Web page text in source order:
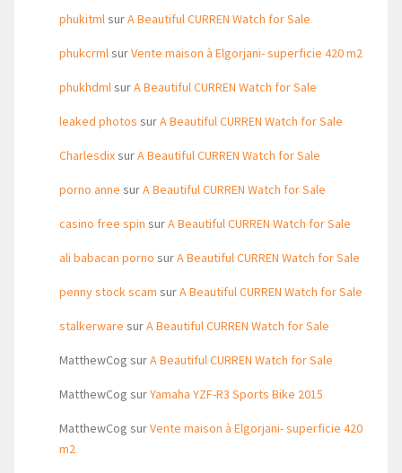
phukitmlsurA Beautiful CURREN Watch for Sale
phukcrmlsurVente maison à Elgorjani- superficie 420 m2
phukhdmlsurA Beautiful CURREN Watch for Sale
leaked photos surA Beautiful CURREN Watch for Sale
CharlesdixsurA Beautiful CURREN Watch for Sale
porno anne surA Beautiful CURREN Watch for Sale
casino free spin surA Beautiful CURREN Watch for Sale
ali babacan porno surA Beautiful CURREN Watch for Sale
penny stock scam surA Beautiful CURREN Watch for Sale
stalkerware surA Beautiful CURREN Watch for Sale
MatthewCog surA Beautiful CURREN Watch for Sale
MatthewCog surYamaha YZF-R3 Sports Bike 2015
MatthewCog surVente maison à Elgorjani- superficie 420
m2